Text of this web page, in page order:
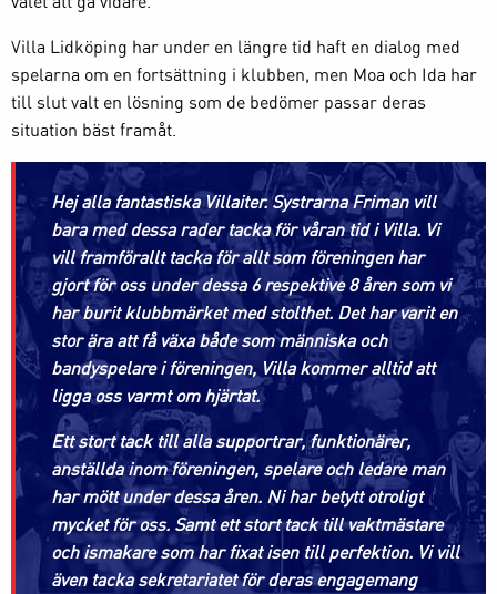
Villa Lidköping har under en längre tid haft en dialog med
spelarna om en fortsättning i klubben, men Moa och Ida har
till slut valt en lösning som de bedömer passar deras
situation bäst framåt.
Hej alla fantastiska Villaiter. Systrarna Friman vill
bara med dessa rader tacka för våran tid i Villa. Vi
vill framförallt tacka för allt som föreningen har
gjort för oss under dessa 6 respektive 8 åren som vi
har burit klubbmärket med stolthet. Det har varit en
stor ära att få växa både som människa och
bandyspelare i föreningen, Villa kommer alltid att
ligga oss varmt om hjärtat.
Ett stort tack till alla supportrar, funktionärer,
anställda inom föreningen, spelare och ledare man
har mött under dessa åren. Ni har betytt otroligt
mycket för oss. Samt ett stort tack till vaktmästare
och ismakare som har fixat isen till perfektion. Vi vill
även tacka sekretariatet för deras engagemang